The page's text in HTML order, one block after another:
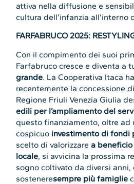
attiva nella diffusione e
cultura dell’infanzia all’interno
FARFABRUCO 2025:
Con il compimento dei suoi
Farfabruco cresce e diventa a
grande. La Cooperativa Itaca
recentemente la concessione
Regione Friuli Venezia Giulia
edili per l’ampliamento del
questo finanziamento, oltre ad
cospicuo investimento di fondi
scelto di valorizzarea
locale, si avvicina la prossima
sogno coltivato da diversi anni,
sosteneresempre più famiglie